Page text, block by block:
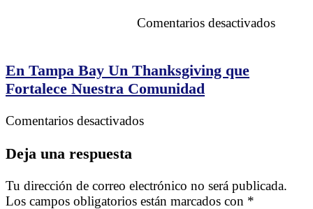
Comentarios desactivadosen
En Tampa Bay Un Thanksgiving que
Fortalece Nuestra Comunidad
Comentarios desactivadosen
Un
Thanksgiving
Deja una respuesta
Tu dirección de correo electrónico no será publicada.
Los campos obligatorios están marcados con *